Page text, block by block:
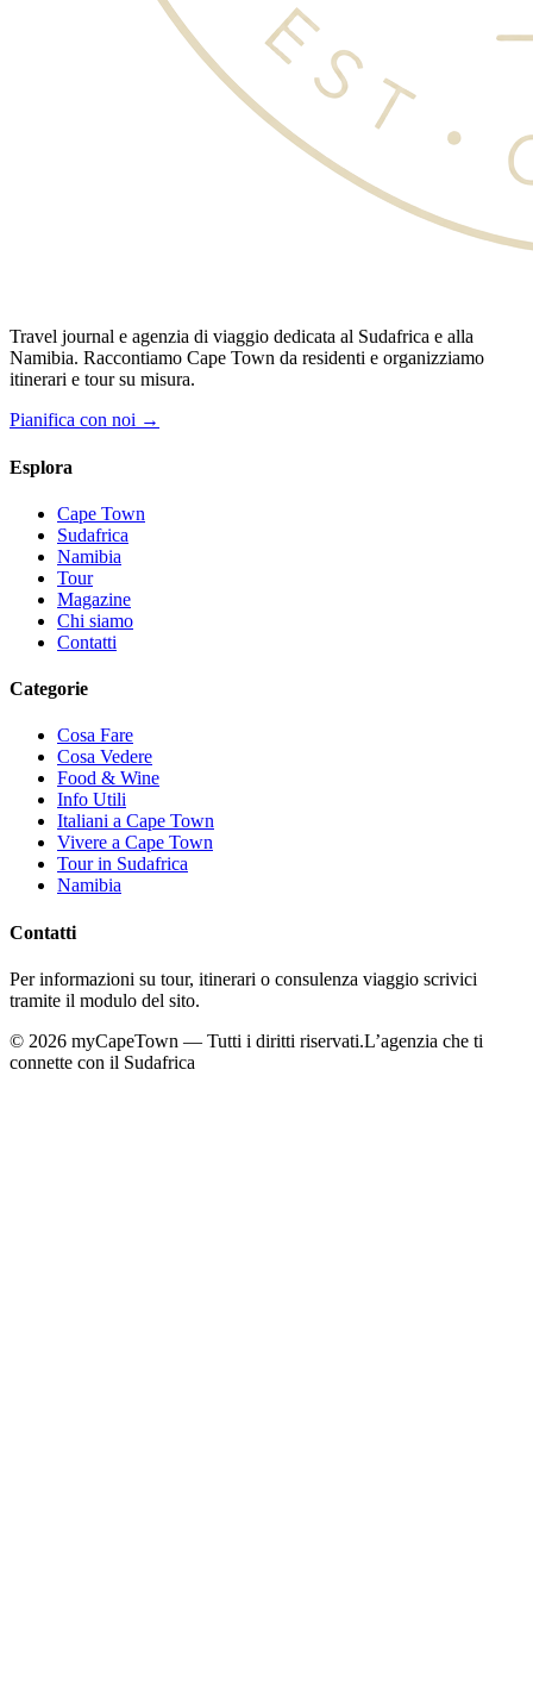
Travel journal e agenzia di viaggio dedicata al Sudafrica e alla
Namibia. Raccontiamo Cape Town da residenti e organizziamo
itinerari e tour su misura.
Pianifica con noi →
Esplora
Cape Town
Sudafrica
Namibia
Tour
Magazine
Chi siamo
Contatti
Categorie
Cosa Fare
Cosa Vedere
Food & Wine
Info Utili
Italiani a Cape Town
Vivere a Cape Town
Tour in Sudafrica
Namibia
Contatti
Per informazioni su tour, itinerari o consulenza viaggio scrivici
tramite il modulo del sito.
© 2026 myCapeTown — Tutti i diritti riservati.L’agenzia che ti
connette con il Sudafrica